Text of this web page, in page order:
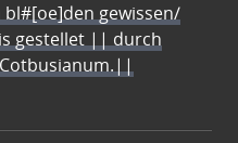
gewissen/
gestellet || durch